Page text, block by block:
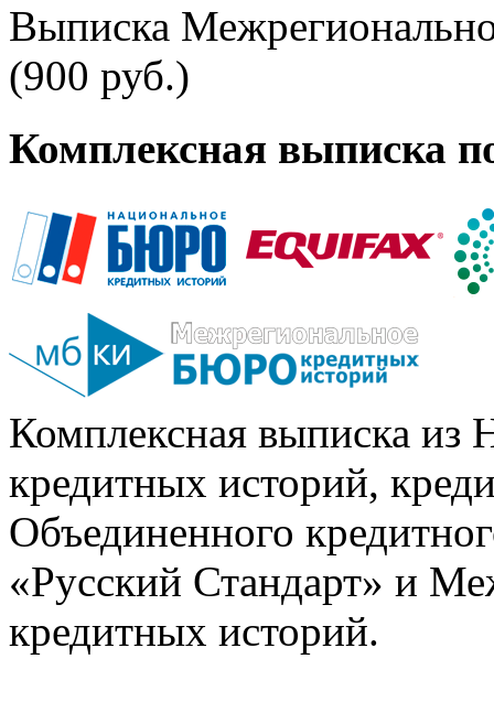
Выписка
(900 руб.)
Комплексная выписка
Комплексная выписка из
кредитных историй,
Объединенного
«Русский Стандарт» и
кредитных историй.